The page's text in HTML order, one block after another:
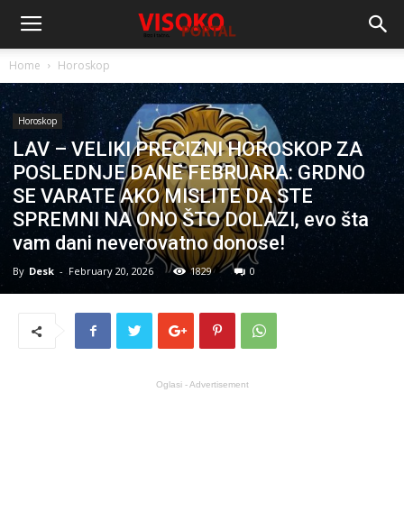
Home Horoskop
Horoskop
LAV – VELIKI PRECIZNI HOROSKOP ZA
POSLEDNJE DANE FEBRUARA: GRDNO
SE VARATE AKO MISLITE DA STE
SPREMNI NA ONO ŠTO DOLAZI, evo šta
vam dani neverovatno donose!
By Desk - February 20, 2026 1829 0
Oglasi - Advertisement